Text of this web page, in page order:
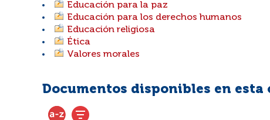
Educación para la paz
Educación para los derechos humanos
Educación religiosa
Ética
Valores morales
Documentos disponibles en esta